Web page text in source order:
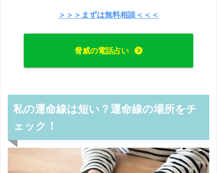
＞＞＞まずは無料相談＜＜＜
脅威の電話占い
私の運命線は短い？運命線の場所をチ
ェック！